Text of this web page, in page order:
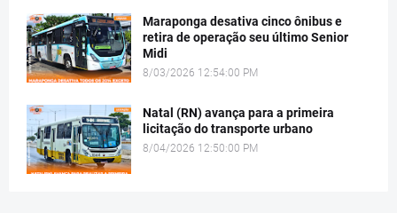
Maraponga desativa cinco ônibus e
retira de operação seu último Senior
Midi
8/03/2026 12:54:00 PM
Natal (RN) avança para a primeira
licitação do transporte urbano
8/04/2026 12:50:00 PM